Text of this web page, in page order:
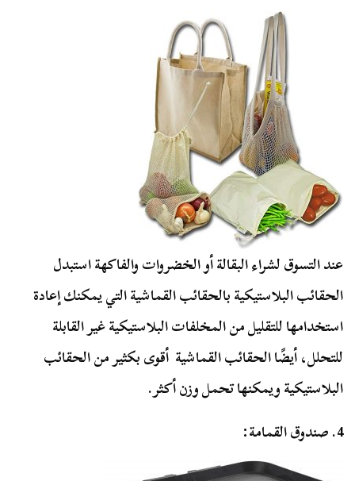
عند التسوق لشراء البقالة أو الخضروات والفاكهة استبدل
الحقائب البلاستيكية بالحقائب القماشية التي يمكنك إعادة
استخدامها للتقليل من المخلفات البلاستيكية غير القابلة
للتحلل، أيضًا الحقائب القماشية أقوى بكثير من الحقائب
البلاستيكية ويمكنها تحمل وزن أكثر.
4. صندوق القمامة: